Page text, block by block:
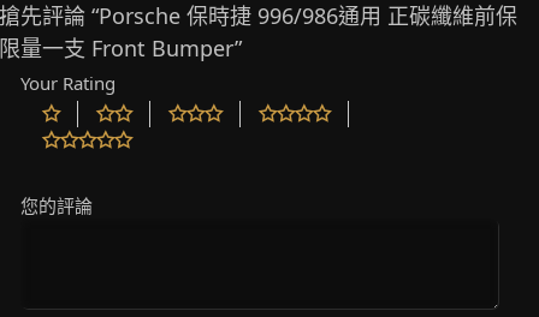
先評論 “Porsche 保時捷 996/986通用 正碳纖維前保
量一支 Front Bumper”
Your Rating
您的評論